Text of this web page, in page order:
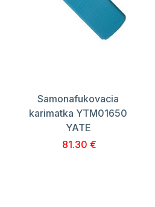
Samonafukovacia
karimatka YTM01650
YATE
81.30 €